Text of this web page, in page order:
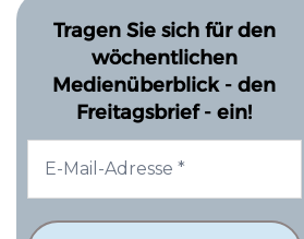
Tragen Sie sich für den
wöchentlichen
Medienüberblick - den
Freitagsbrief - ein!